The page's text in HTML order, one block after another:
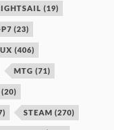
(19)
P7 (23)
(406)
MTG (71)
(20)
STEAM (270)